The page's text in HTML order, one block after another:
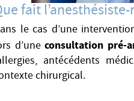
fait
le cas d’une
d’uneconsultation pré-
antécédents
chirurgical.